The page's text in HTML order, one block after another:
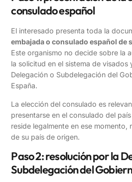
consulado español
El interesado presenta toda la
embajada o consulado español de
Este organismo no decide sobre la
la solicitud en el sistema de visados
Delegación o Subdelegación del
España.
La elección del consulado es
presentarse en el consulado del
reside legalmente en ese momento,
de su país de origen.
Paso 2: resolución por la
Subdelegación del